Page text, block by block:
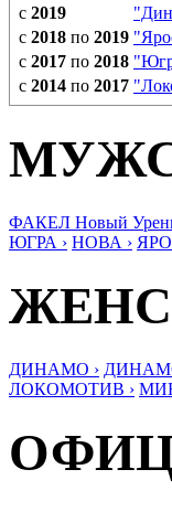
с 2019
с 2018 по 2019
с 2017 по 2018
с 2014 по 2017
ФАКЕЛ Новый
ЮГРА › НОВА ›
ДИНАМО ›
ЛОКОМОТИВ ›